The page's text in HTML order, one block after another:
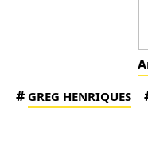
# GREG HENRIQUES